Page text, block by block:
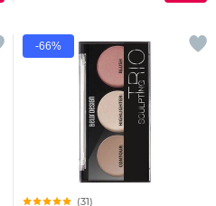
-66%
(31)